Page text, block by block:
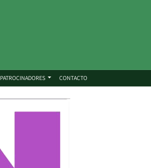
PATROCINADORES CONTACTO